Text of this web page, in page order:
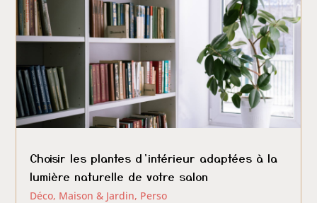
Choisir les plantes d’intérieur adaptées à la
lumière naturelle de votre salon
Déco, Maison & Jardin, Perso